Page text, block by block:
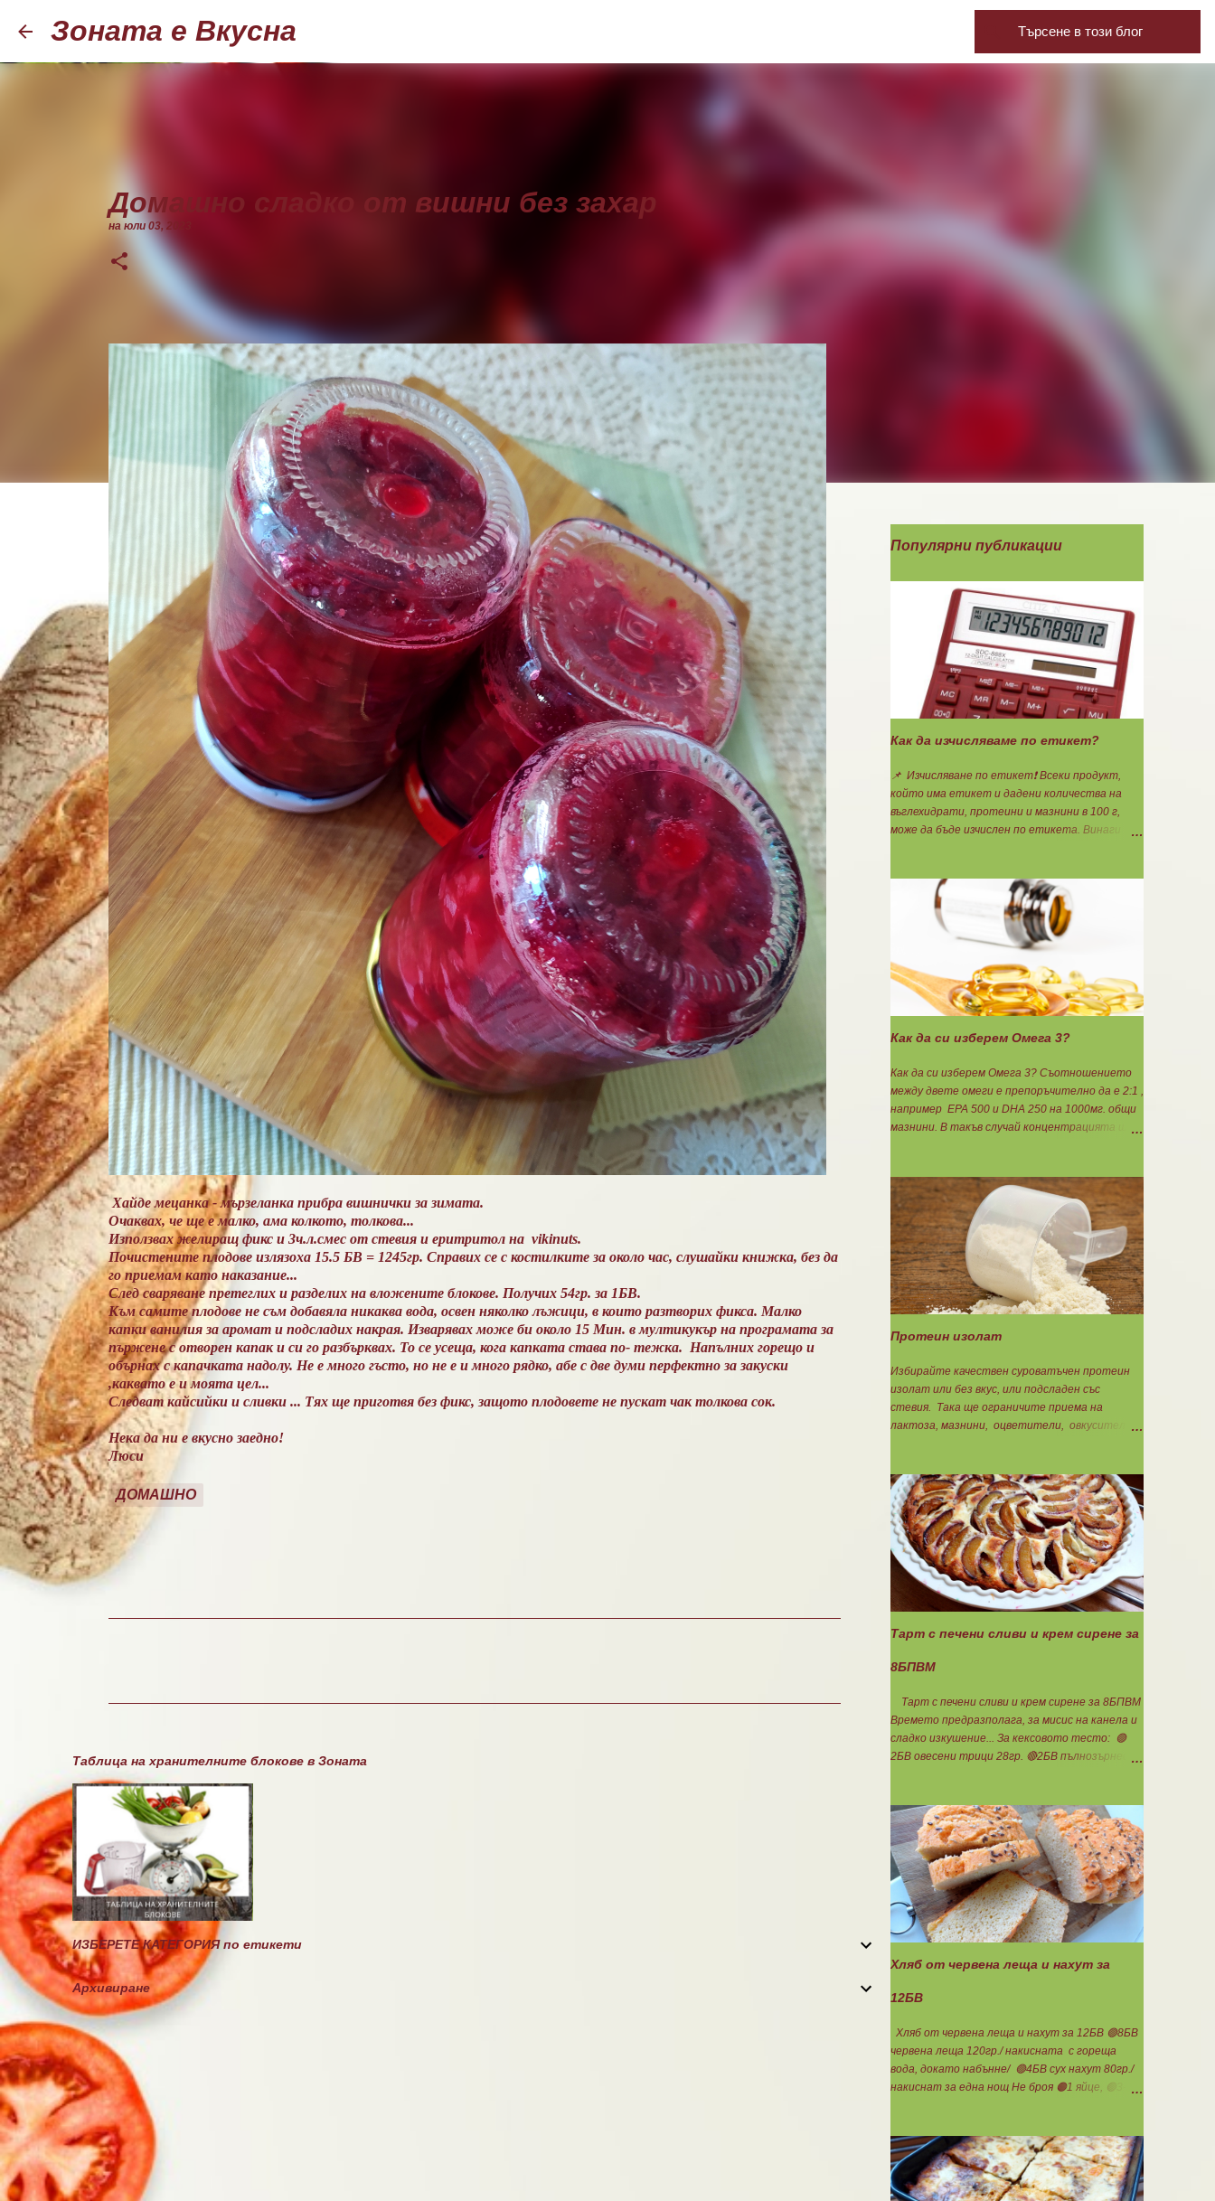
Зоната е Вкусна
Домашно сладко от вишни без захар
на юли 03, 2023
Хайде мецанка - мързеланка прибра вишнички за зимата.
Очаквах, че ще е малко, ама колкото, толкова...
Използвах желиращ фикс и 3ч.л.смес от стевия и еритритол на vikinuts.
Почистените плодове излязоха 15.5 БВ = 1245гр. Справих се с костилките за около час, слушайки книжка, без да
го приемам като наказание...
След сваряване претеглих и разделих на вложените блокове. Получих 54гр. за 1БВ.
Към самите плодове не съм добавяла никаква вода, освен няколко лъжици, в които разтворих фикса. Малко
капки ванилия за аромат и подсладих накрая. Изварявах може би около 15 Мин. в мултикукър на програмата за
пържене с отворен капак и си го разбърквах. То се усеща, кога капката става по- тежка. Напълних горещо и
обърнах с капачката надолу. Не е много гъсто, но не е и много рядко, абе с две думи перфектно за закуски
,каквато е и моята цел...
Следват кайсийки и сливки ... Тях ще приготвя без фикс, защото плодовете не пускат чак толкова сок.
Нека да ни е вкусно заедно!
Люси
ДОМАШНО
и
Таблица на хранителните блокове в Зоната
ИЗБЕРЕТЕ КАТЕГОРИЯ по етикети
Архивиране
Популярни публикации
Как да изчисляваме по етикет?
📌 Изчисляване по етикет❗ Всеки продукт,
който има етикет и дадени количества на
въглехидрати, протеини и мазнини в 100 г,
може да бъде изчислен по етикета. Винаги
етикет: Протеини: 700 : съдържанието на
протеин в 100 г = количеството протеин за 1
блок. Въглехидрати: 900 : съдържанието на
въглехидрати в 100 г = количеството
количеството мазнини в 100 г продукт =
мазнините за 1 блок.
Как да си изберем Омега 3?
Как да си изберем Омега 3? Съотношението
между двете омеги е препоръчително да е 2:1 ,
например ЕРА 500 и DHA 250 на 1000мг. общи
мазнини. В такъв случай концентрацията ще
по 6гр. Омега 3, то с описаната концентрация
следва да вземате по 8бр. капсули.
Концентрацията на Омега 3 не трябва да е
по-малко от 60%, което гарантира, че ще
приемете по-малко количество излишни
мазнини като други омеги 6 и 9, и разни
наситени мазнини. Трябва да търсите на
етикета от какви риби е маслото. От по-
Технологията на пречистване и концентрация
киселини е различна. Крайната форма е или
етил-естерна от молекулярното
пречистване, или триглицеридна чрез
обратен процес на реестеризация. Винаги
накрая е важно ...
Протеин изолат
Избирайте качествен суроватъчен протеин
изолат или без вкус, или подсладен със
стевия. Така ще ограничите приема на
лактоза, мазнини, оцветители, овкусители и
усвояване. Протеинът изолат съдържа 90%
протеин и ниски нива на мазнини. Подходящ е
за хора с лактозна непоносимост. Самата
технология на филтрация при качествените
продукти отстранява млечната захар и по
този начин се избягват проблемите със
алергии, задържане на вода, подуване на
стомаха, диария или друг тип дискомфорт.
Тарт с печени сливи и крем сирене за
8БПВМ
Тарт с печени сливи и крем сирене за 8БПВМ
Времето предразполага, за мисис на канела и
сладко изкушение... За кексовото тесто: 🟢
2БВ овесени трици 28гр. 🔴2БВ пълнозърнесто
21гр. 🟢5БМ сусамов тахан 15гр. Ванилия
Минимално количество стевия бленд.
Бакпулвер Всичко се смесва добре и се оставя
на страна да набъбне. За чийз крема: 🟢3БП
обезмаслено крем сирене Кауфланд 200гр. + 1
равна с.л скир 🟠1БП яйце 1бр. Ванилия Не
подслаждам! За отгоре: 🟢4БВ сини сливи
360гр. Канела Мазнините са удвоени за
силиконова форма за тарт, разпределих
така: 🥧1- ви слой от кексово тесто 🥧2- ри
сливи Канелата поръсих след изпичане, за да
не е много натрапчива и в голямо количество.
Сладкиша изпекох в загрята фурна на 180
градуса , докато бялата смес стане леко
Хляб от червена леща и нахут за
12БВ
Хляб от червена леща и нахут за 12БВ 🟢8БВ
червена леща 120гр./ накисната с гореща
вода, докато набънне/ 🟢4БВ сух нахут 80гр./
накиснат за една нощ Не броя 🟠1 яйце, 🟢3-
фурна на 180градуса до готовност. Нарязва
се на 12 филийки, всяка за 1БВ. Нека да ни е
вкусно заедно! Люси